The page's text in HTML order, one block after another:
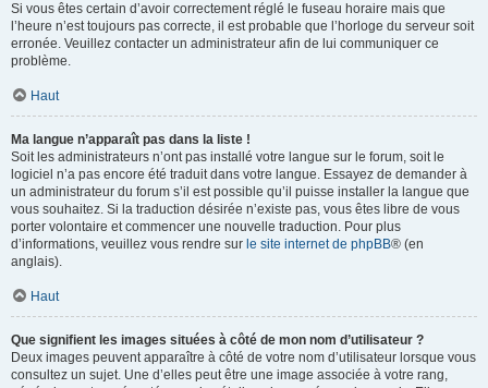
Si vous êtes certain d’avoir correctement réglé le fuseau horaire mais que
l’heure n’est toujours pas correcte, il est probable que l’horloge du serveur soit
erronée. Veuillez contacter un administrateur afin de lui communiquer ce
problème.
Haut
Ma langue n’apparaît pas dans la liste !
Soit les administrateurs n’ont pas installé votre langue sur le forum, soit le
logiciel n’a pas encore été traduit dans votre langue. Essayez de demander à
un administrateur du forum s’il est possible qu’il puisse installer la langue que
vous souhaitez. Si la traduction désirée n’existe pas, vous êtes libre de vous
porter volontaire et commencer une nouvelle traduction. Pour plus
d’informations, veuillez vous rendre sur le site internet de phpBB® (en
anglais).
Haut
Que signifient les images situées à côté de mon nom d’utilisateur ?
Deux images peuvent apparaître à côté de votre nom d’utilisateur lorsque vous
consultez un sujet. Une d’elles peut être une image associée à votre rang,